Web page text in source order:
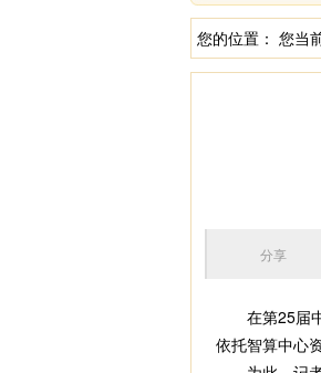
您的位置： 您当
分享
在第25届中
依托智算中心